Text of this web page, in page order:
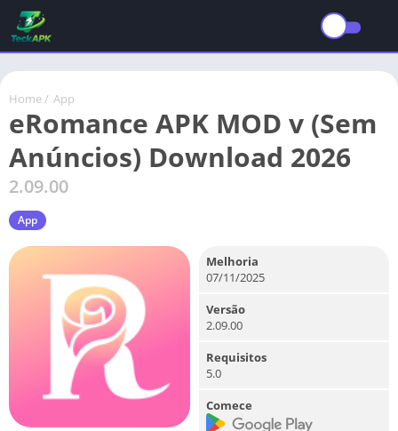
Home / App
eRomance APK MOD v (Sem
Anúncios) Download 2026
2.09.00
App
Melhoria
07/11/2025
Versão
2.09.00
Requisitos
5.0
Comece